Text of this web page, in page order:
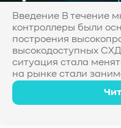
Введение В течение
контроллеры были
построения
высокодоступных
ситуация стала
на рынке стали